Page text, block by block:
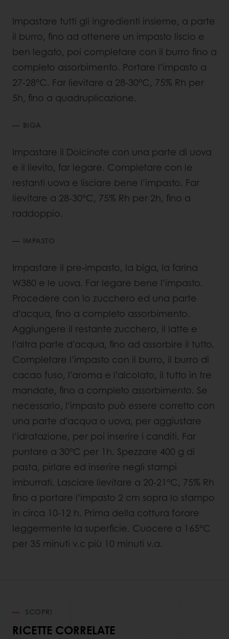
Impastare tutti gli ingredienti insieme, a parte
il burro, fino ad ottenere un impasto liscio e
ben legato, poi completare con il burro fino a
completo assorbimento. Portare l’impasto a
27-28°C. Far lievitare a 28-30°C, 75% Rh per
5h, fino a quadruplicazione.
BIGA
Impastare il Dolcinote con una parte di uova
e il lievito, far legare. Completare con le
restanti uova e lisciare bene l’impasto. Far
lievitare a 28-30°C, 75% Rh per 2h, fino a
raddoppio.
IMPASTO
Impastare il pre-impasto, la biga, la farina
W380 e le uova. Far legare bene l’impasto.
Procedere con lo zucchero ed una parte
d’acqua, fino a completo assorbimento.
Aggiungere il restante zucchero, il latte e
l’altra parte d’acqua, fino ad assorbire il tutto.
Completare l’impasto con il burro, il burro di
cacao fuso, l’aroma e l’alcolato, il tutto in tre
mandate, fino a completo assorbimento. Se
necessario, l’impasto può essere corretto con
una parte d’acqua o uova, per aggiustare
l’idratazione, per poi inserire i canditi. Far
puntare a 30°C per 1h. Spezzare 400 g di
pasta, pirlare ed inserire negli stampi
imburrati. Lasciare lievitare a 20-21°C, 75% Rh
fino a portare l’impasto 2 cm sopra lo stampo
in circa 10-12 h. Prima della cottura forare
leggermente la superficie. Cuocere a 165°C
per 35 minuti v.c più 10 minuti v.a.
SCOPRI
RICETTE CORRELATE